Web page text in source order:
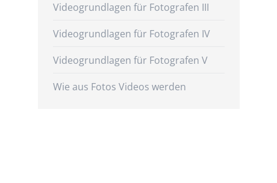
Videogrundlagen für Fotografen III
Videogrundlagen für Fotografen IV
Videogrundlagen für Fotografen V
Wie aus Fotos Videos werden